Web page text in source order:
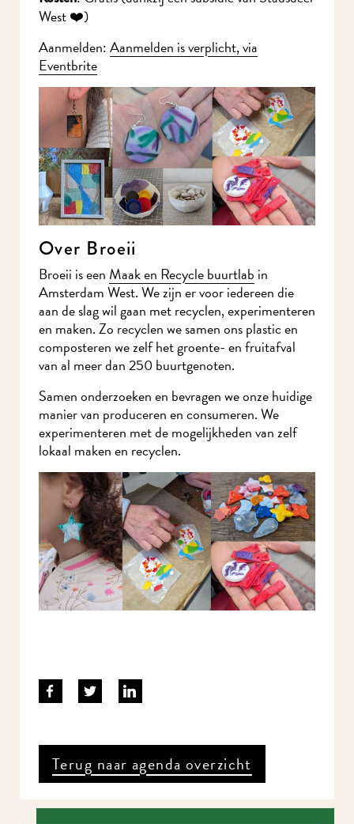
Stadsdeel West ❤️)
Aanmelden: Aanmelden is verplicht, via
Eventbrite
Over Broeii
Broeii is een Maak en Recycle buurtlab in
Amsterdam West. We zijn er voor iedereen die
aan de slag wil gaan met recyclen,
experimenteren en maken. Zo recyclen we samen
ons plastic en composteren we zelf het groente-
en fruitafval van al meer dan 250 buurtgenoten.
Samen onderzoeken en bevragen we onze
huidige manier van produceren en consumeren.
We experimenteren met de mogelijkheden van
zelf lokaal maken en recyclen.
Terug naar agenda overzicht
Ik wil MidWest-
nieuws!
Meld je aan voor onze nieuwsbrief en mis nooit meer iets in
MidWest.